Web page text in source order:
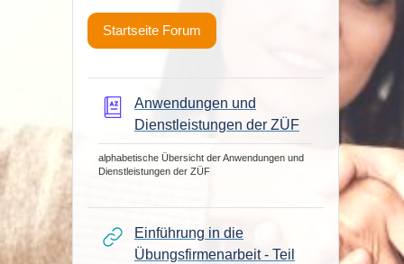
Startseite Forum
Anwendungen und
Dienstleistungen der ZÜFGlossar
alphabetische Übersicht der Anwendungen und
Dienstleistungen der ZÜF
Einführung in die
Übungsfirmenarbeit - Teil